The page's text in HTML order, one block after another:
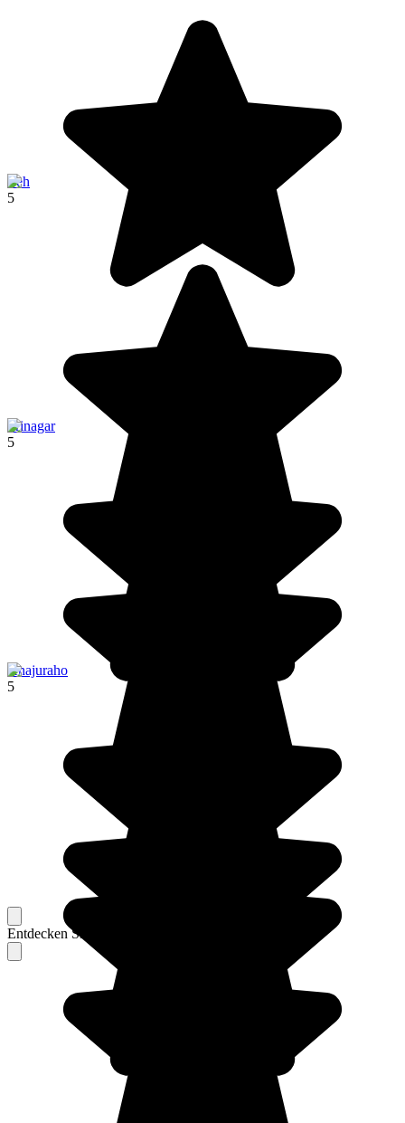
Leh
5
Srinagar
5
Khajuraho
5
Entdecken Sie Berichte unserer erfahrenen Reisenden